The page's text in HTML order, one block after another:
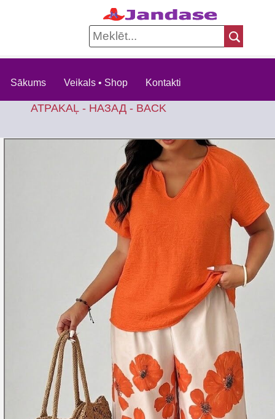
Sākums Veikals • Shop Kontakti
ATPAKAĻ - НАЗАД - BACK